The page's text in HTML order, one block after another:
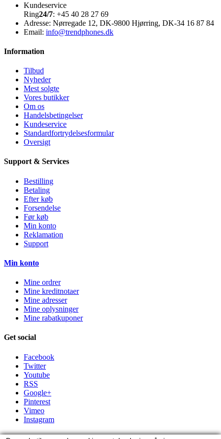
Kundeservice
Ring24/7: +45 40 28 27 69
Adresse: Nørregade 12, DK-9800 Hjørring, DK-34 16 87 84
Email: info@trendphones.dk
Information
Tilbud
Nyheder
Mest solgte
Vores butikker
Om os
Handelsbetingelser
Kundeservice
Standardfortrydelsesformular
Oversigt
Support & Services
Bestilling
Betaling
Efter køb
Forsendelse
Før køb
Min konto
Reklamation
Support
Min konto
Mine ordrer
Mine kreditnotaer
Mine adresser
Mine oplysninger
Mine rabatkuponer
Get social
Facebook
Twitter
Youtube
RSS
Google+
Pinterest
Vimeo
Instagram